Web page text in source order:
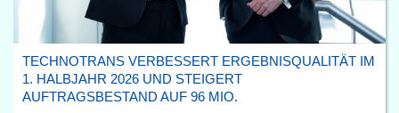
TECHNOTRANS VERBESSERT ERGEBNISQUALITÄT IM
1. HALBJAHR 2026 UND STEIGERT
AUFTRAGSBESTAND AUF 96 MIO.